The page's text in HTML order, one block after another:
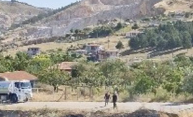
Bayburt
Karaman
Kırıkkale
Batman
Şırnak
Bartın